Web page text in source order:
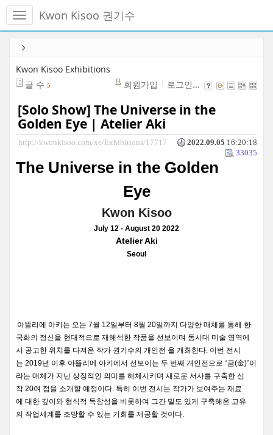
메
토
Kwon Kisoo 권기수
Kwon Kisoo Exhibitions
글 수 5 회원가입 로그인...
[Solo Show] The Universe in the
Golden Eye | Atelier Aki
http://kwonkisoo.com/xe/Exhibitions/17717 2022.09.05 16:20:18
33035
The Universe in the Golden
Eye
Kwon Kisoo
July 12 - August 20 2022
Atelier Aki
Seoul
아뜰리에 아키는 오는 7월 12일부터 8월 20일까지 다양한 매체를 통해 한
국화의 정신을 현대적으로 재해석한 작품을 선보이며 동시대 미술 영역에
서 공고한 위치를 다져온 작가 권기수의 개인전 을 개최한다. 이번 전시
는 2019년 이후 아뜰리에 아키에서 선보이는 두 번째 개인전으로 ‘금(金)’이
라는 매체가 지닌 상징적인 의미를 해체시키며 새로운 서사를 구축한 신
작 20여 점을 소개할 예정이다. 특히 이번 전시는 작가가 보여주는 재료
에 대한 깊이와 형식적 독창성을 비롯하여 그간 밀도 있게 구축해온 고유
의 작업세계를 조망할 수 있는 기회를 제공할 것이다.